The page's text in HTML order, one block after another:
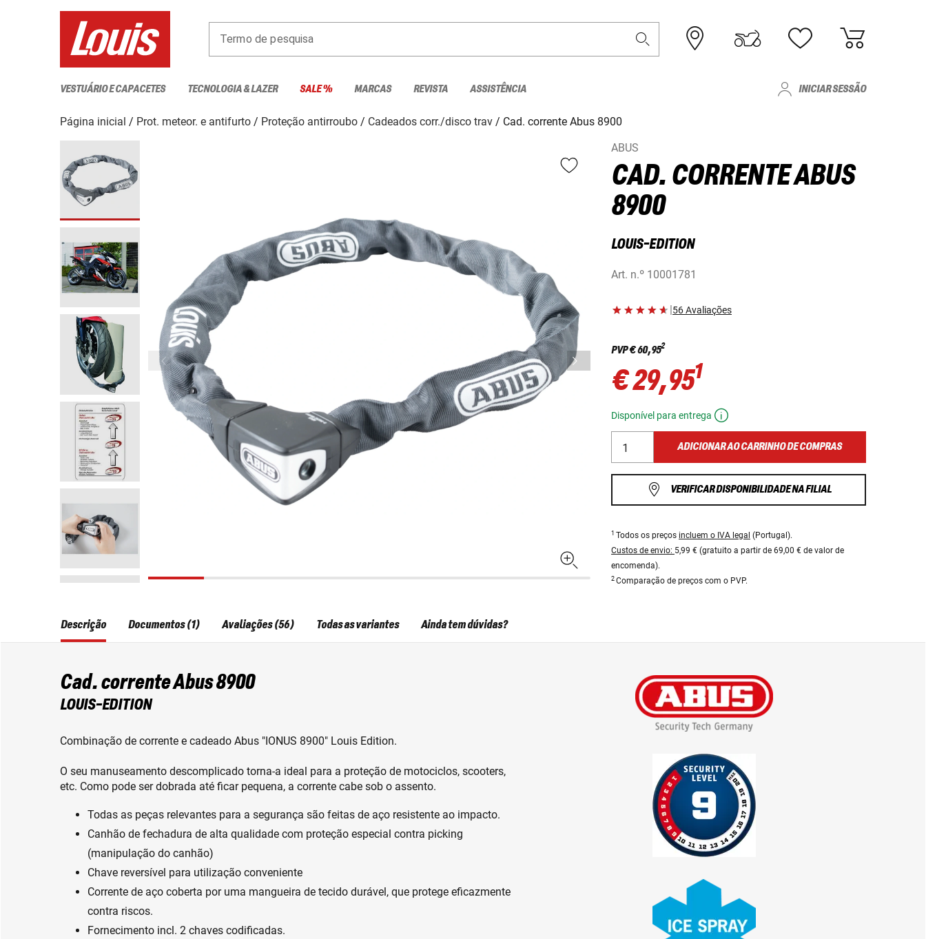
Termo de pesquisa
VESTUÁRIO E CAPACETES TECNOLOGIA & LAZER SALE % MARCAS REVISTA ASSISTÊNCIA INICIAR SESSÃO
Página inicial Prot. meteor. e antifurto Proteção antirroubo Cadeados corr./disco trav
Cad. corrente Abus 8900
ABUS
CAD. CORRENTE ABUS
8900
LOUIS-EDITION
Art. n.º 10001781
|56 Avaliações
PVP€ 60,952
€ 29,951
Disponível para entrega
ADICIONAR AO CARRINHO DE COMPRAS
VERIFICAR DISPONIBILIDADE NA FILIAL
1 Todos os preços incluem o IVA legal (Portugal).
Custos de envio: 5,99 € (gratuito a partir de 69,00 € de valor de
encomenda).
2 Comparação de preços com o PVP.
Descrição
Cad. corrente Abus 8900
LOUIS-EDITION
Combinação de corrente e cadeado Abus "IONUS 8900" Louis Edition.
O seu manuseamento descomplicado torna-a ideal para a proteção de motociclos, scooters,
etc. Como pode ser dobrada até ficar pequena, a corrente cabe sob o assento.
Todas as peças relevantes para a segurança são feitas de aço resistente ao impacto.
Canhão de fechadura de alta qualidade com proteção especial contra picking
(manipulação do canhão)
Chave reversível para utilização conveniente
Corrente de aço coberta por uma mangueira de tecido durável, que protege eficazmente
contra riscos.
Fornecimento incl. 2 chaves codificadas.
Documentos (1) Avaliações (56) Todas as variantes Ainda tem dúvidas?